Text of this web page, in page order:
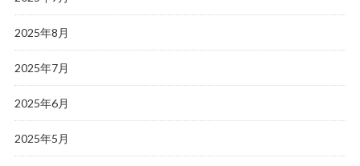
2025年8月
2025年7月
2025年6月
2025年5月